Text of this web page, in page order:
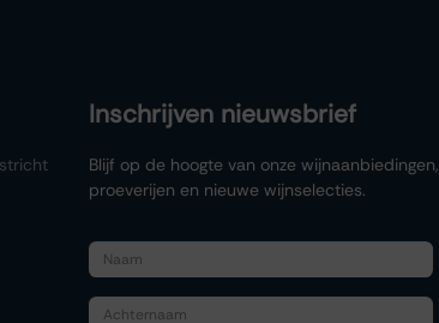
Inschrijven nieuwsbrief
Blijf op de hoogte van onze wijnaanbiedingen,
proeverijen en nieuwe wijnselecties.